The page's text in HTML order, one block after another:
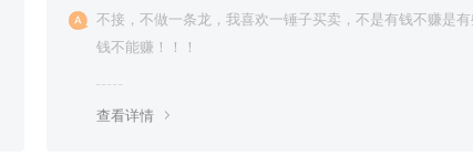
不接，不做一条龙，我喜欢一锤子买卖，不是有钱不赚是
钱不能赚！！！
查看详情